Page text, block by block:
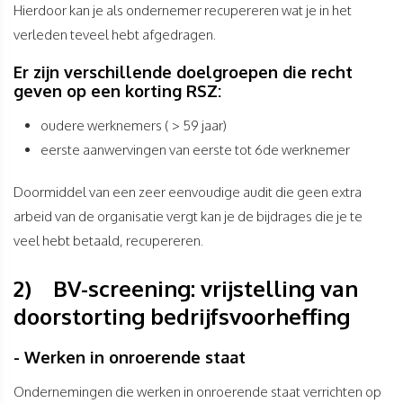
Hierdoor kan je als ondernemer recupereren wat je in het
verleden teveel hebt afgedragen.
Er zijn verschillende doelgroepen die recht
geven op een korting RSZ:
oudere werknemers ( > 59 jaar)
eerste aanwervingen van eerste tot 6de werknemer
Doormiddel van een zeer eenvoudige audit die geen extra
arbeid van de organisatie vergt kan je de bijdrages die je te
veel hebt betaald, recupereren.
2) BV-screening: vrijstelling van
doorstorting bedrijfsvoorheffing
- Werken in onroerende staat
Ondernemingen die werken in onroerende staat verrichten op